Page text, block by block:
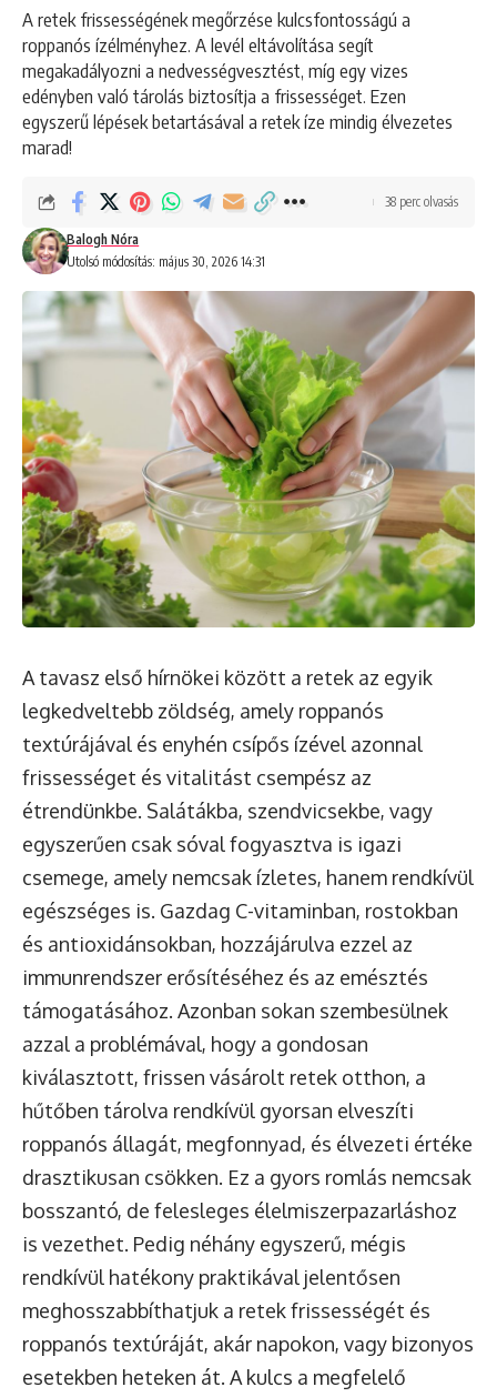
A retek frissességének megőrzése kulcsfontosságú a
roppanós ízélményhez. A levél eltávolítása segít
megakadályozni a nedvességvesztést, míg egy vizes
edényben való tárolás biztosítja a frissességet. Ezen
egyszerű lépések betartásával a retek íze mindig élvezetes
marad!
Utolsó módosítás: május 30, 2026 14:31
Balogh Nóra
38 perc olvasás
A tavasz első hírnökei között a retek az egyik
legkedveltebb zöldség, amely roppanós
textúrájával és enyhén csípős ízével azonnal
frissességet és vitalitást csempész az
étrendünkbe. Salátákba, szendvicsekbe, vagy
egyszerűen csak sóval fogyasztva is igazi
csemege, amely nemcsak ízletes, hanem rendkívül
egészséges is. Gazdag C-vitaminban, rostokban
és antioxidánsokban, hozzájárulva ezzel az
immunrendszer erősítéséhez és az emésztés
támogatásához. Azonban sokan szembesülnek
azzal a problémával, hogy a gondosan
kiválasztott, frissen vásárolt retek otthon, a
hűtőben tárolva rendkívül gyorsan elveszíti
roppanós állagát, megfonnyad, és élvezeti értéke
drasztikusan csökken. Ez a gyors romlás nemcsak
bosszantó, de felesleges élelmiszerpazarláshoz
is vezethet. Pedig néhány egyszerű, mégis
rendkívül hatékony praktikával jelentősen
meghosszabbíthatjuk a retek frissességét és
roppanós textúráját, akár napokon, vagy bizonyos
esetekben heteken át. A kulcs a megfelelő